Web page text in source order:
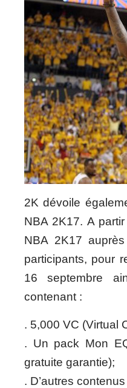
2K dévoile
NBA 2K17. A
NBA 2K17
participants, pour
16 septembre
contenant :
. 5,000 VC (Virtual
. Un pack Mon
gratuite garantie);
. D’autres